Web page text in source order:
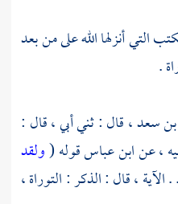
التي أنزلها الله على من بعد
.
سعد، قال : ثني أبي ، قال :
، عنابن عباسقوله (ولقد
، قال : الذكر : التوراة ،